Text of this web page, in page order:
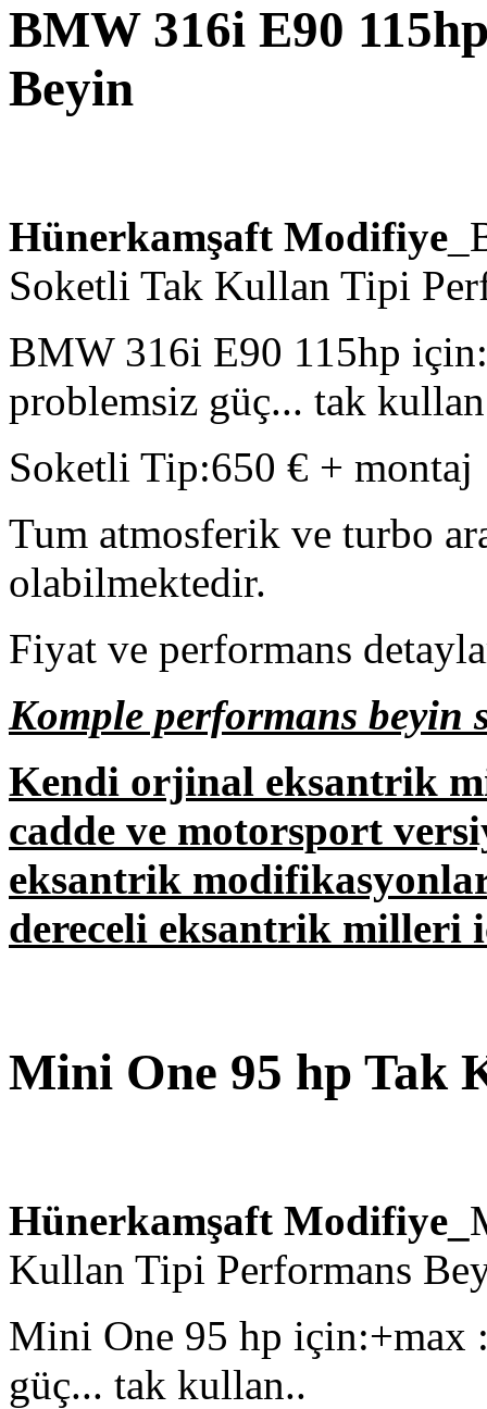
BMW 316i E90
Beyin
Hünerkamşaft Modifiye
Soketli Tak Kullan Tipi
BMW 316i E90 115hp
problemsiz güç... tak
Soketli Tip:650 € + montaj
Tum atmosferik ve turbo
olabilmektedir.
Fiyat ve performans
Komple performans beyin
Kendi orjinal eksantrik
cadde ve motorsport
eksantrik
dereceli eksantrik milleri
Mini One 95 hp Tak
Hünerkamşaft Modifiye_
Kullan Tipi Performans
Mini One 95 hp için:+max
güç... tak kullan..